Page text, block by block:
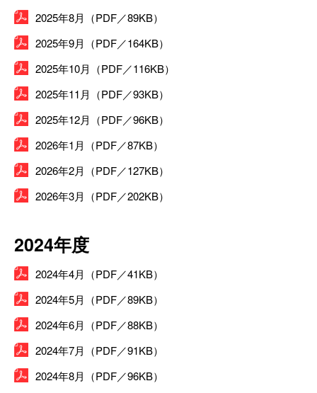
2025年8月（PDF／89KB）
2025年9月（PDF／164KB）
2025年10月（PDF／116KB）
2025年11月（PDF／93KB）
2025年12月（PDF／96KB）
2026年1月（PDF／87KB）
2026年2月（PDF／127KB）
2026年3月（PDF／202KB）
2024年度
2024年4月（PDF／41KB）
2024年5月（PDF／89KB）
2024年6月（PDF／88KB）
2024年7月（PDF／91KB）
2024年8月（PDF／96KB）